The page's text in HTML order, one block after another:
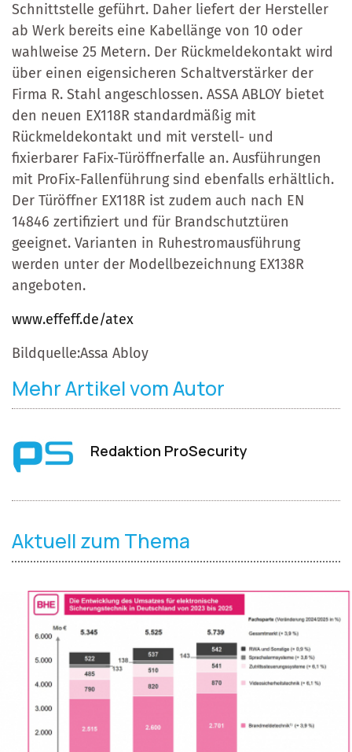
Schnittstelle geführt. Daher liefert der Hersteller
ab Werk bereits eine Kabellänge von 10 oder
wahlweise 25 Metern. Der Rückmeldekontakt wird
über einen eigensicheren Schaltverstärker der
Firma R. Stahl angeschlossen. ASSA ABLOY bietet
den neuen EX118R standardmäßig mit
Rückmeldekontakt und mit verstell- und
fixierbarer FaFix-Türöffnerfalle an. Ausführungen
mit ProFix-Fallenführung sind ebenfalls erhältlich.
Der Türöffner EX118R ist zudem auch nach EN
14846 zertifiziert und für Brandschutztüren
geeignet. Varianten in Ruhestromausführung
werden unter der Modellbezeichnung EX138R
angeboten.
www.effeff.de/atex
Bildquelle:Assa Abloy
Mehr Artikel vom Autor
Redaktion ProSecurity
Aktuell zum Thema